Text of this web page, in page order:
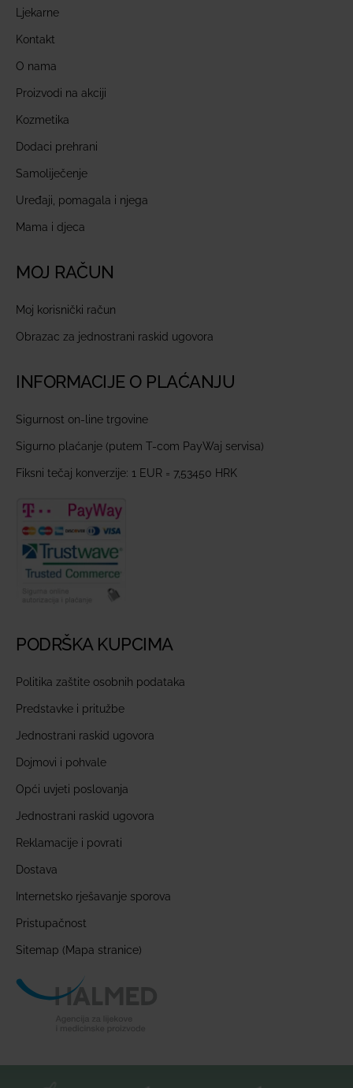
Ljekarne
Kontakt
O nama
Proizvodi na akciji
Kozmetika
Dodaci prehrani
Samoliječenje
Uređaji, pomagala i njega
Mama i djeca
MOJ RAČUN
Moj korisnički račun
Obrazac za jednostrani raskid ugovora
INFORMACIJE O PLAĆANJU
Sigurnost on-line trgovine
Sigurno plaćanje (putem T-com PayWaj servisa)
Fiksni tečaj konverzije: 1 EUR = 7,53450 HRK
PODRŠKA KUPCIMA
Politika zaštite osobnih podataka
Predstavke i pritužbe
Jednostrani raskid ugovora
Dojmovi i pohvale
Opći uvjeti poslovanja
Jednostrani raskid ugovora
Reklamacije i povrati
Dostava
Internetsko rješavanje sporova
Pristupačnost
Sitemap (Mapa stranice)